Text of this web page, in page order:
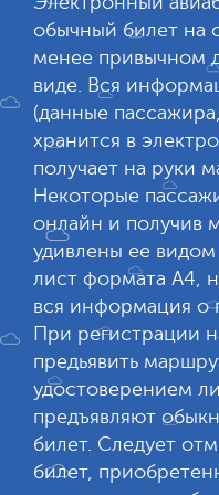
обычный билет на
менее привычном
виде. Вся
(данные
хранится в
получает на руки
Некоторые
онлайн и получив
удивлены ее
лист формата А4,
вся информация о
При регистрации
предьявить
удостоверением
предъявляют
билет. Следует
билет,